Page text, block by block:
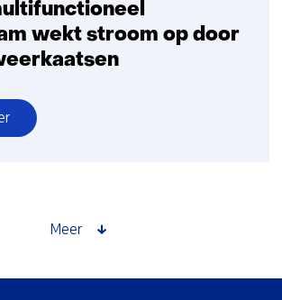
wekt stroom op door
Meer